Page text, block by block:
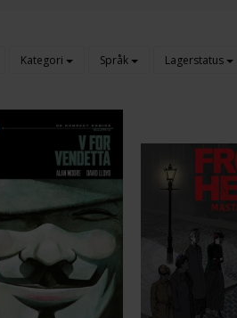
Kategori Språk Lagerstatus